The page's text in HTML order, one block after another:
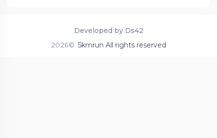
2026© 5kmrun All rights reserved
Developed by Ds42